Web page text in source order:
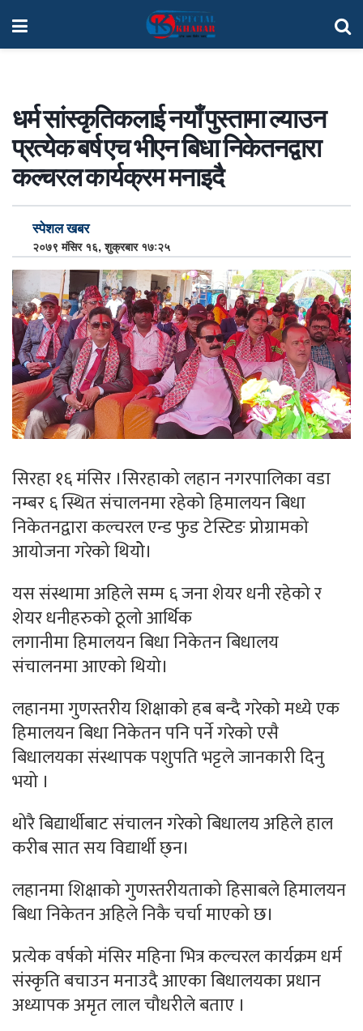
धर्म सांस्कृतिकलाई नयाँ पुस्तामा ल्याउन
प्रत्येक बर्ष एच भीएन बिधा निकेतनद्वारा
कल्चरल कार्यक्रम मनाइदै
स्पेशल खबर
२०७९ मंसिर १६, शुक्रबार १७:२५
सिरहा १६ मंसिर ।सिरहाको लहान नगरपालिका वडा
नम्बर ६ स्थित संचालनमा रहेको हिमालयन बिधा
निकेतनद्वारा कल्चरल एन्ड फुड टेस्टिङ प्रोग्रामको
आयोजना गरेको थियोे।
यस संस्थामा अहिले सम्म ६ जना शेयर धनी रहेको र
शेयर धनीहरुको ठूलो आर्थिक
लगानीमा हिमालयन बिधा निकेतन बिधालय
संचालनमा आएको थियो।
लहानमा गुणस्तरीय शिक्षाको हब बन्दै गरेको मध्ये एक
हिमालयन बिधा निकेतन पनि पर्ने गरेको एसै
बिधालयका संस्थापक पशुपति भट्टले जानकारी दिनु
भयो ।
थोरै बिद्यार्थीबाट संचालन गरेको बिधालय अहिले हाल
करीब सात सय विद्यार्थी छ्न।
लहानमा शिक्षाको गुणस्तरीयताको हिसाबले हिमालयन
बिधा निकेतन अहिले निकै चर्चा माएको छ।
प्रत्येक वर्षको मंसिर महिना भित्र कल्चरल कार्यक्रम धर्म
संस्कृति बचाउन मनाउदै आएका बिधालयका प्रधान
अध्यापक अमृत लाल चौधरीले बताए ।